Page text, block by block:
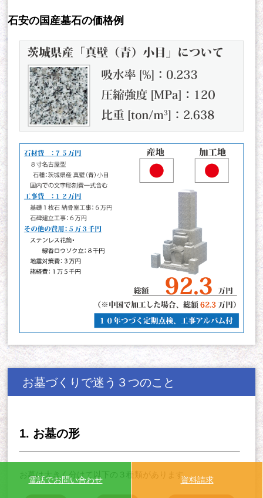
石安の国産墓石の価格例
お墓づくりで迷う３つのこと
1. お墓の形
お墓は大きく分けて以下の３種類があります。
電話でお問い合わせ 資料請求